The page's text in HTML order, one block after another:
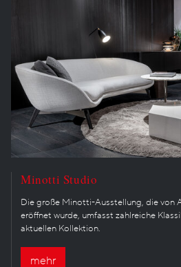
Minotti Studio
Die große Minotti-Ausstellung, die von
eröffnet wurde, umfasst zahlreiche
aktuellen Kollektion.
mehr